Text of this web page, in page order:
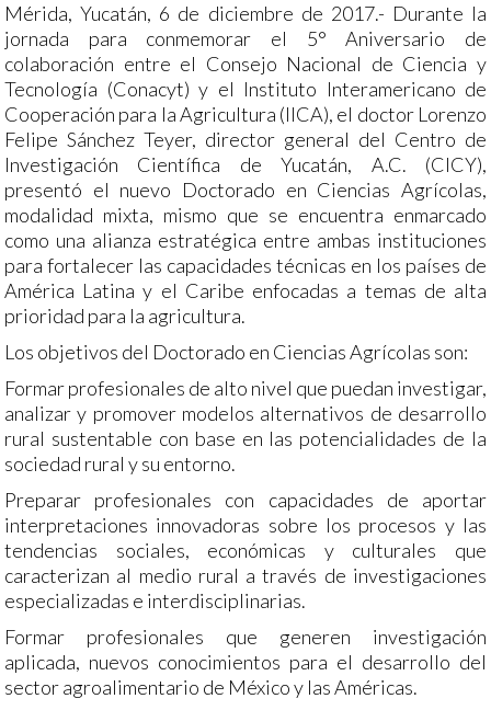
Mérida, Yucatán, 6 de diciembre de 2017.- Durante la
jornada para conmemorar el 5° Aniversario de
colaboración entre el Consejo Nacional de Ciencia y
Tecnología (Conacyt) y el Instituto Interamericano de
Cooperación para la Agricultura (IICA), el doctor Lorenzo
Felipe Sánchez Teyer, director general del Centro de
Investigación Científica de Yucatán, A.C. (CICY),
presentó el nuevo Doctorado en Ciencias Agrícolas,
modalidad mixta, mismo que se encuentra enmarcado
como una alianza estratégica entre ambas instituciones
para fortalecer las capacidades técnicas en los países de
América Latina y el Caribe enfocadas a temas de alta
prioridad para la agricultura.
Los objetivos del Doctorado en Ciencias Agrícolas son:
Formar profesionales de alto nivel que puedan investigar,
analizar y promover modelos alternativos de desarrollo
rural sustentable con base en las potencialidades de la
sociedad rural y su entorno.
Preparar profesionales con capacidades de aportar
interpretaciones innovadoras sobre los procesos y las
tendencias sociales, económicas y culturales que
caracterizan al medio rural a través de investigaciones
especializadas e interdisciplinarias.
Formar profesionales que generen investigación
aplicada, nuevos conocimientos para el desarrollo del
sector agroalimentario de México y las Américas.